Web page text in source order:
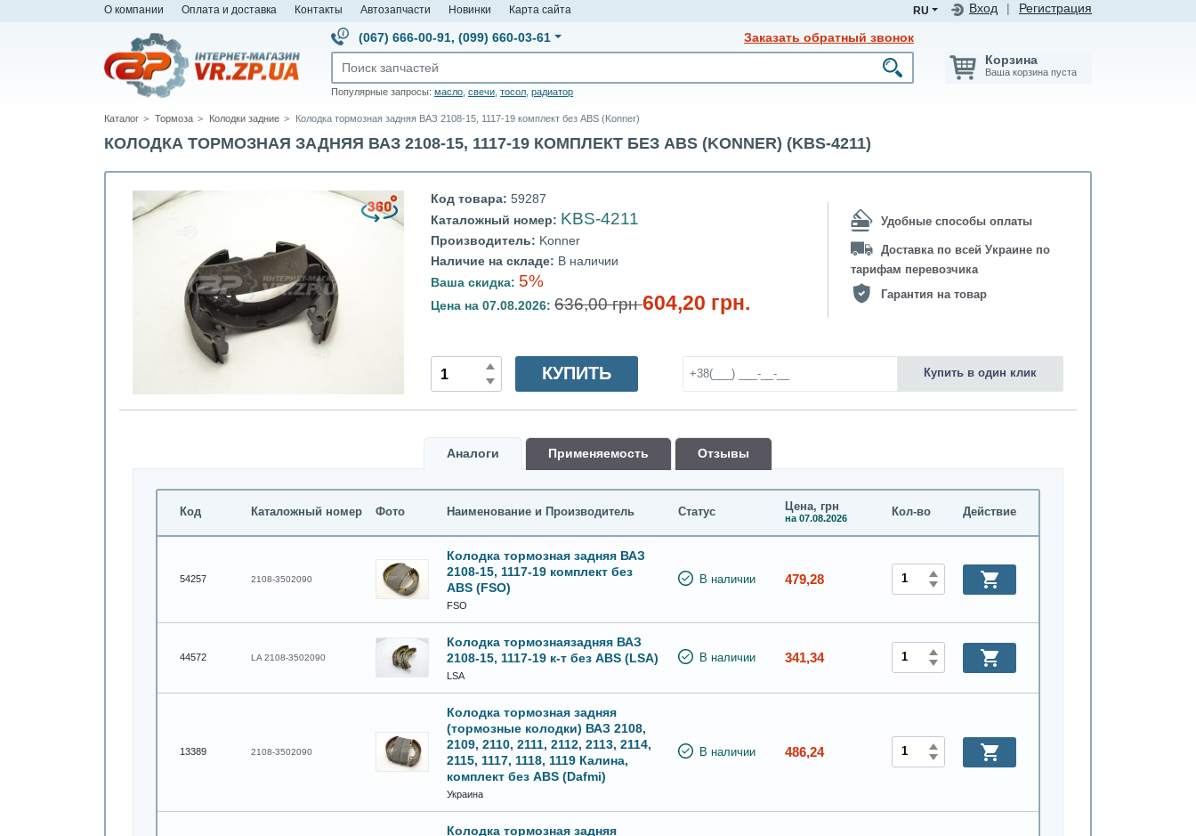
О компании Оплата и доставка Контакты Автозапчасти Новинки Карта сайта Вход Регистрация
RU
(067) 666-00-91, (099) 660-03-61 Заказать обратный звонок
Популярные запросы: масло свечи тосол радиатор
Корзина
Ваша корзина пуста
Каталог Тормоза Колодки задние Колодка тормозная задняя ВАЗ 2108-15, 1117-19 комплект без ABS (Konner)
КОЛОДКА ТОРМОЗНАЯ ЗАДНЯЯ ВАЗ 2108-15, 1117-19 КОМПЛЕКТ БЕЗ ABS (KONNER) (KBS-4211)
Код товара: 59287
Каталожный номер: KBS-4211
Производитель: Konner
Наличие на складе: В наличии
Ваша скидка: 5%
Цена на 07.08.2026: 636,00 грн604,20 грн.
Удобные способы оплаты
Доставка по всей Украине по
тарифам перевозчика
Гарантия на товар
КУПИТЬ Купить в один клик
Аналоги Применяемость Oтзывы
Код Каталожный номер Фото Наименование и Производитель Статус Цена, грн
на 07.08.2026 Кол-во Действие
54257 2108-3502090
Колодка тормозная задняя ВАЗ
2108-15, 1117-19 комплект без
ABS (FSO)
FSO
В наличии 479,28
44572 LA 2108-3502090
Колодка тормознаязадняя ВАЗ
2108-15, 1117-19 к-т без ABS (LSA)
LSA
В наличии 341,34
13389 2108-3502090
Колодка тормозная задняя
(тормозные колодки) ВАЗ 2108,
2109, 2110, 2111, 2112, 2113, 2114,
2115, 1117, 1118, 1119 Калина,
комплект без ABS (Dafmi)
Украина
В наличии 486,24
Колодка тормозная задняя